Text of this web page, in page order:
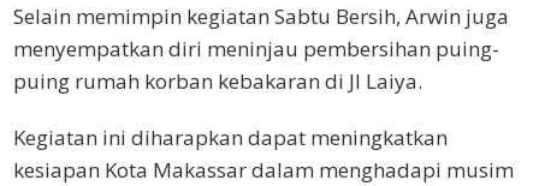
Selain memimpin kegiatan Sabtu Bersih, Arwin juga
menyempatkan diri meninjau pembersihan puing-
puing rumah korban kebakaran di Jl Laiya.
Kegiatan ini diharapkan dapat meningkatkan
kesiapan Kota Makassar dalam menghadapi musim